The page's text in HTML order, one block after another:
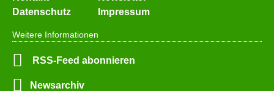
Weitere Informationen
RSS-Feed abonnieren
Newsarchiv
überspringen
Datenschutz
Impressum